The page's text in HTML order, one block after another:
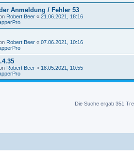
Anmeldung / Fehler 53
Robert Beer « 21.06.2021, 18:16
Robert Beer « 07.06.2021, 10:16
Robert Beer « 18.05.2021, 10:55
Die Suche ergab 351